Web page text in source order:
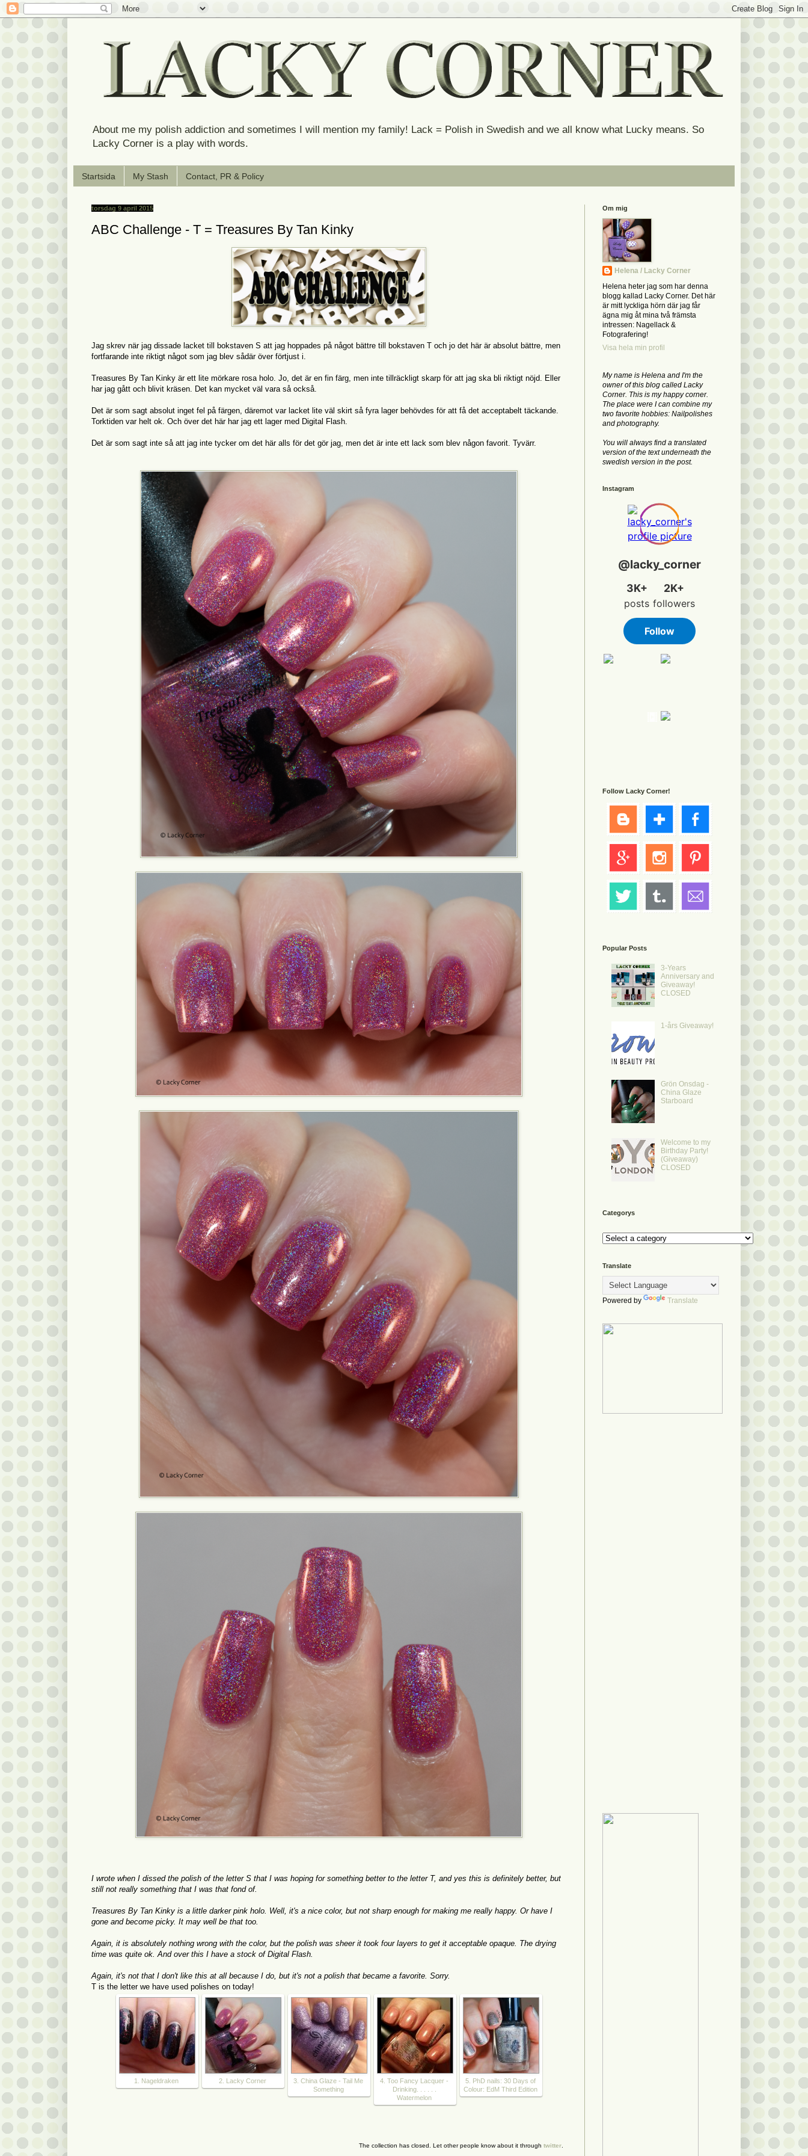
About me my polish addiction and sometimes I will mention my family! Lack = Polish in Swedish and we all know what Lucky means. So
Lacky Corner is a play with words.
Startsida My Stash Contact, PR & Policy
torsdag 9 april 2015
ABC Challenge - T = Treasures By Tan Kinky
Jag skrev när jag dissade lacket till bokstaven S att jag hoppades på något bättre till bokstaven T och jo det här är absolut bättre, men
fortfarande inte riktigt något som jag blev sådär över förtjust i.
Treasures By Tan Kinky är ett lite mörkare rosa holo. Jo, det är en fin färg, men inte tillräckligt skarp för att jag ska bli riktigt nöjd. Eller
har jag gått och blivit kräsen. Det kan mycket väl vara så också.
Det är som sagt absolut inget fel på färgen, däremot var lacket lite väl skirt så fyra lager behövdes för att få det acceptabelt täckande.
Torktiden var helt ok. Och över det här har jag ett lager med Digital Flash.
Det är som sagt inte så att jag inte tycker om det här alls för det gör jag, men det är inte ett lack som blev någon favorit. Tyvärr.
I wrote when I dissed the polish of the letter S that I was hoping for something better to the letter T, and yes this is definitely better, but
still not really something that I was that fond of.
Treasures By Tan Kinky is a little darker pink holo. Well, it's a nice color, but not sharp enough for making me really happy. Or have I
gone and become picky. It may well be that too.
Again, it is absolutely nothing wrong with the color, but the polish was sheer it took four layers to get it acceptable opaque. The drying
time was quite ok. And over this I have a stock of Digital Flash.
Again, it's not that I don't like this at all because I do, but it's not a polish that became a favorite. Sorry.
T is the letter we have used polishes on today!
1. Nageldraken 2. Lacky Corner
3. China Glaze - Tail Me
Something
4. Too Fancy Lacquer -
Drinking. . . . . .
Watermelon
5. PhD nails: 30 Days of
Colour: EdM Third Edition
The collection has closed. Let other people know about it through twitter
Om mig
Helena / Lacky Corner
Helena heter jag som har denna
blogg kallad Lacky Corner. Det här
är mitt lyckliga hörn där jag får
ägna mig åt mina två främsta
intressen: Nagellack &
Fotografering!
Visa hela min profil
My name is Helena and I'm the
owner of this blog called Lacky
Corner. This is my happy corner.
The place were I can combine my
two favorite hobbies: Nailpolishes
and photography.
You will always find a translated
version of the text underneath the
swedish version in the post.
Instagram
Follow Lacky Corner!
Popular Posts
3-Years
Anniversary and
Giveaway!
CLOSED
1-års Giveaway!
Grön Onsdag -
China Glaze
Starboard
Welcome to my
Birthday Party!
(Giveaway)
CLOSED
Categorys
Translate
Powered by Translate